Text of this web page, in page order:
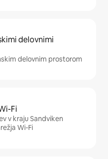
delovnimi
delovnim prostorom
Fi
v kraju Sandviken
Wi-Fi